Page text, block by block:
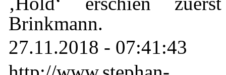
Brinkmann.
27.11.2018 - 07:41:43